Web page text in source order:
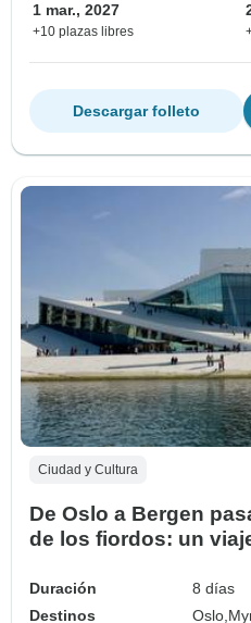
1 mar., 2027
+10 plazas libres
Descargar folleto
Ciudad y Cultura
De Oslo a Bergen
de los fiordos: un
Duración
8 días
Destinos
Oslo,